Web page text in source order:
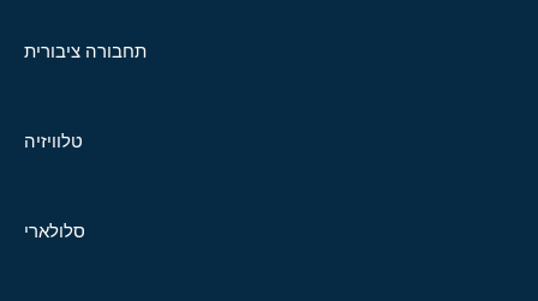
תחבורה ציבורית
טלוויזיה
סלולארי